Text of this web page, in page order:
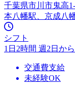
千葉県市川市鬼高1-
本八幡駅、京成八
シフト
1日2時間 週2日か
交通費支給
未経験OK